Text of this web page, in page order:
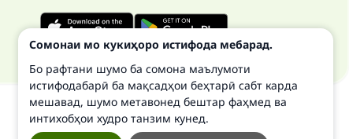
Сомонаи мо кукиҳоро истифода мебарад.
Бо рафтани шумо ба сомона маълумоти
истифодабарӣ ба мақсадҳои беҳтарӣ сабт карда
мешавад, шумо метавонед бештар фаҳмед ва
интихобҳои худро танзим кунед.